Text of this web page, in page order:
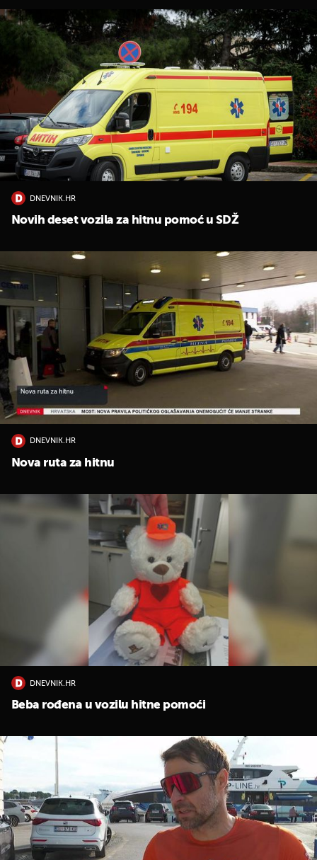
DNEVNIK.HR
Novih deset vozila za hitnu pomoć u SDŽ
DNEVNIK.HR
Nova ruta za hitnu
DNEVNIK.HR
Beba rođena u vozilu hitne pomoći
UKLJUČITE NOTIFIKACIJE